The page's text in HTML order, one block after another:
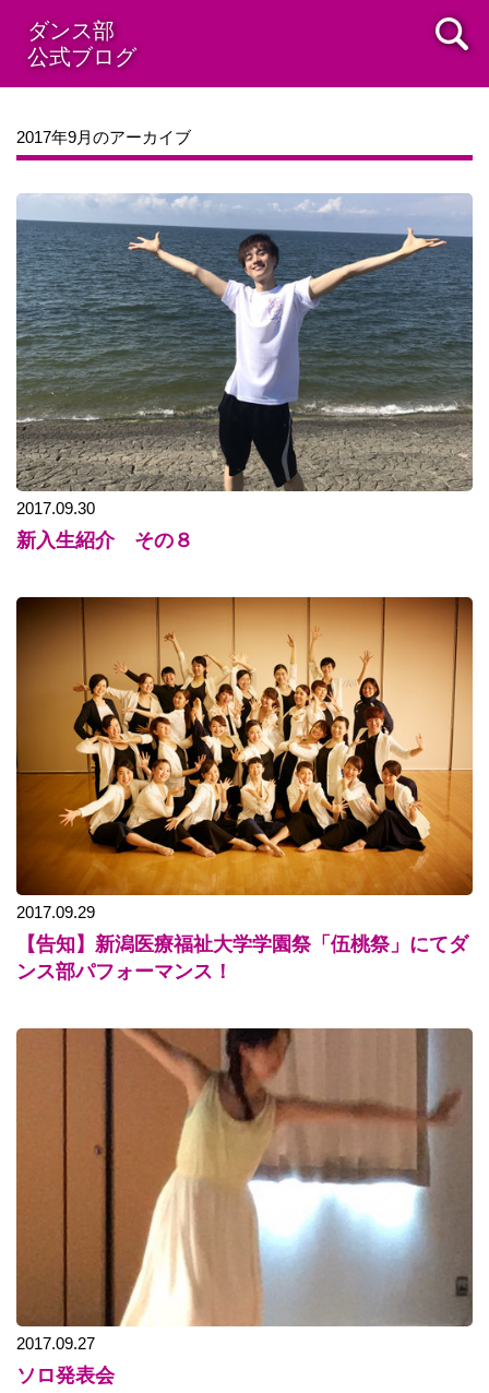
ダンス部
公式ブログ
2017年9月のアーカイブ
2017.09.30
新入生紹介 その８
2017.09.29
【告知】新潟医療福祉大学学園祭「伍桃祭」にてダ
ンス部パフォーマンス！
2017.09.27
ソロ発表会